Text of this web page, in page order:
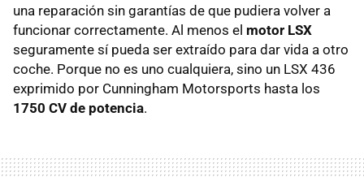
una reparación sin garantías de que pudiera volver a
funcionar correctamente. Al menos el motor LSX
seguramente sí pueda ser extraído para dar vida a otro
coche. Porque no es uno cualquiera, sino un LSX 436
exprimido por Cunningham Motorsports hasta los
1750 CV de potencia.